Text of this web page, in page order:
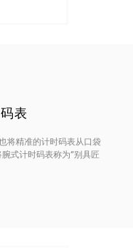
表
将精准的计时码表从口袋
式计时码表称为“别具匠